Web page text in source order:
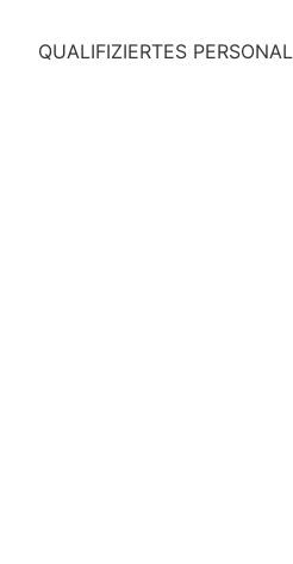
QUALIFIZIERTES PERSONAL